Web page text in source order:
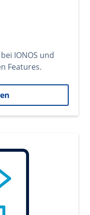
IONOS und
Features.